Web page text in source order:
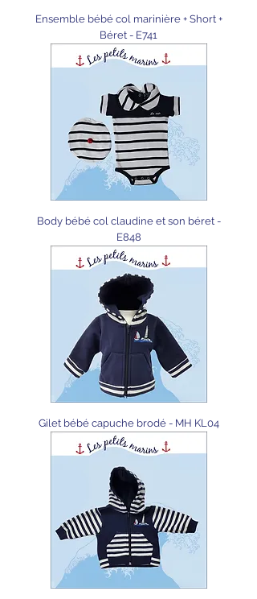
Ensemble bébé col marinière + Short +
Béret - E741
Body bébé col claudine et son béret -
E848
Gilet bébé capuche brodé - MH KL04